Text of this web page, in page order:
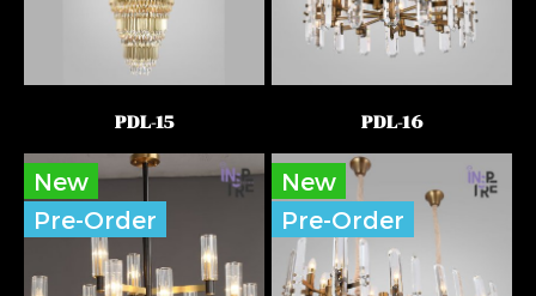
PDL-15 PDL-16
New
Pre-Order
New
Pre-Order